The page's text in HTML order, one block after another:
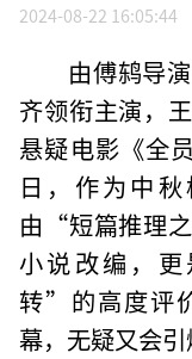
2024-08-22 16:05:44
由傅鸫导
齐领衔主演，
悬疑电影《全
日，作为中
由“短篇推理
小说改编，
转”的高度评
幕，无疑又会引